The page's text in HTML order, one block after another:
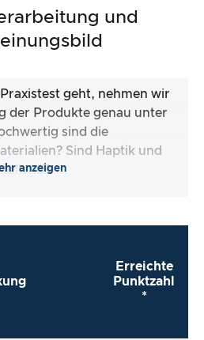
und
geht, nehmen wir
der Produkte genau unter
sind die
Sind Haptik und
anzeigen
Erreichte
Punktzahl
*